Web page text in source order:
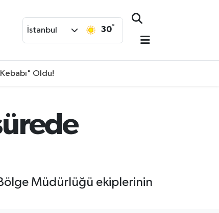
İstanbul 30°
Oldu!
Müdürlüğü ekiplerinin